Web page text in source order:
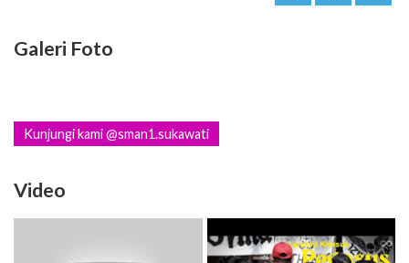
Galeri Foto
Kunjungi kami @sman1.sukawati
Video